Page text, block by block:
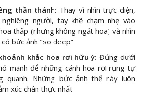
thần thánh: Thay vì nhìn trực diện,
người, tay khẽ chạm nhẹ vào
thấp (nhưng không ngắt hoa) và nhìn
có bức ảnh "so deep"
khắc hoa rơi hữu ý: Đứng dưới
mạnh để những cánh hoa rơi rụng tự
quanh. Những bức ảnh thế này luôn
xúc chân thực nhất